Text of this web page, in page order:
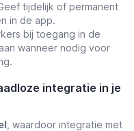
tijdelijk of permanent
in de app.
bij toegang in de
wanneer nodig voor
integratie in je
, waardoor integratie met